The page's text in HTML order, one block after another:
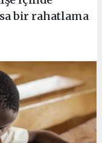
bir rahatlama